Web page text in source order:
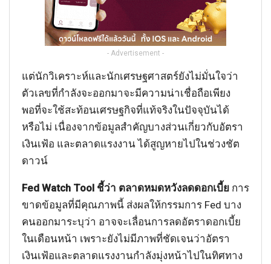
- Advertisement -
แต่นักวิเคราะห์และนักเศรษฐศาสตร์ยังไม่มั่นใจว่า
ตัวเลขที่กำลังจะออกมาจะมีความน่าเชื่อถือเพียง
พอที่จะใช้สะท้อนเศรษฐกิจที่แท้จริงในปัจจุบันได้
หรือไม่ เนื่องจากข้อมูลสำคัญบางส่วนเกี่ยวกับอัตรา
เงินเฟ้อ และตลาดแรงงาน ได้สูญหายไปในช่วงชัต
ดาวน์
Fed Watch Tool ชี้ว่า ตลาดหมดหวังลดดอกเบี้ย การ
ขาดข้อมูลที่มีคุณภาพนี้ ส่งผลให้กรรมการ Fed บาง
คนออกมาระบุว่า อาจจะเลื่อนการลดอัตราดอกเบี้ย
ในเดือนหน้า เพราะยังไม่มีภาพที่ชัดเจนว่าอัตรา
เงินเฟ้อและตลาดแรงงานกำลังมุ่งหน้าไปในทิศทาง